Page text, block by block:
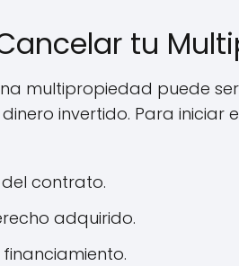
tu
multipropiedad puede
invertido. Para iniciar
contrato.
adquirido.